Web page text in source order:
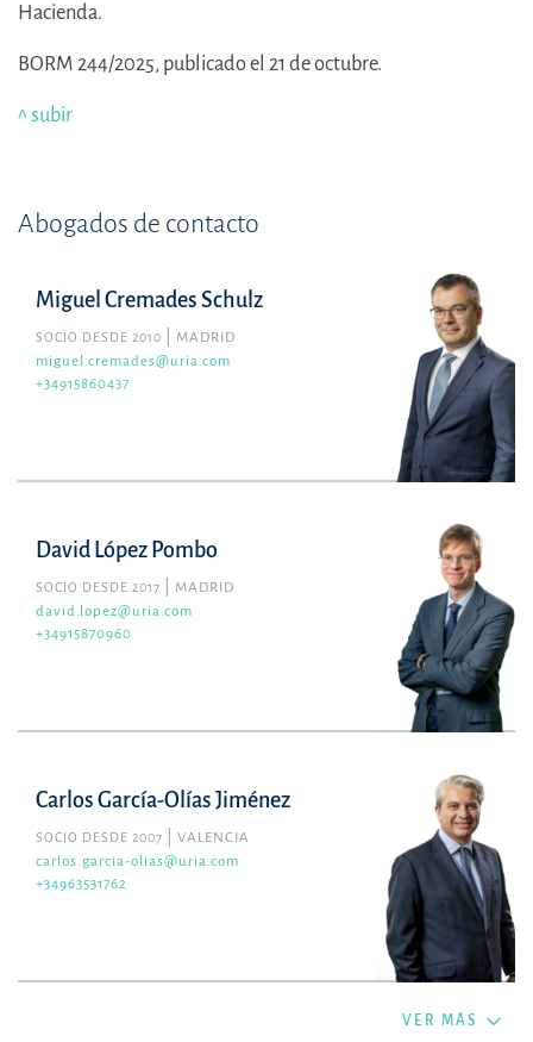
Hacienda.
BORM 244/2025, publicado el 21 de octubre.
^ subir
Abogados de contacto
Miguel Cremades Schulz
SOCIO DESDE 2010
MADRID
miguel.cremades@uria.com
+34915860437
David López Pombo
SOCIO DESDE 2017
MADRID
david.lopez@uria.com
+34915870960
Carlos García-Olías Jiménez
SOCIO DESDE 2007
VALENCIA
carlos.garcia-olias@uria.com
+34963531762
VER MÁS